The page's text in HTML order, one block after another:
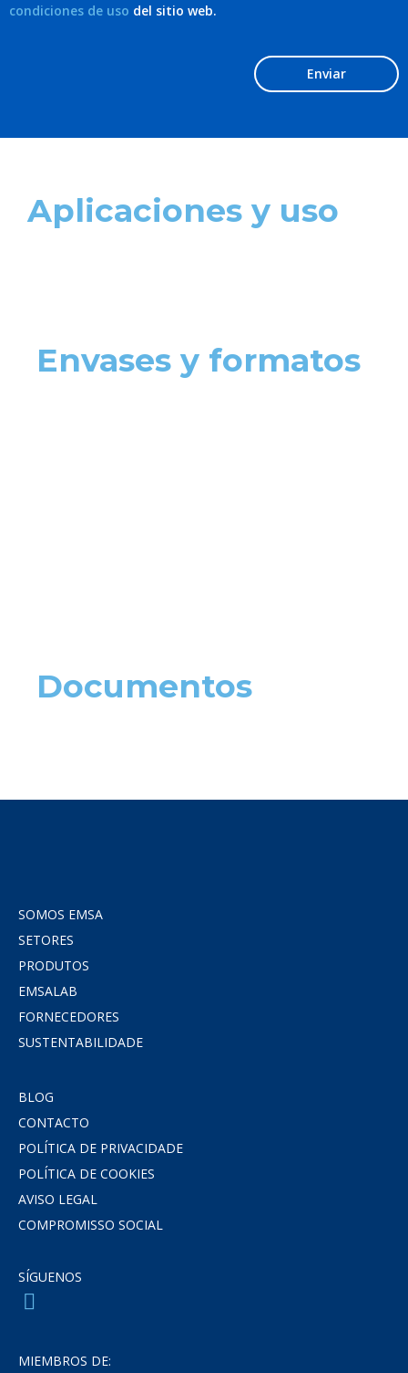
condiciones de uso del sitio web.
Enviar
Aplicaciones y uso
Envases y formatos
Documentos
SOMOS EMSA
SETORES
PRODUTOS
EMSALAB
FORNECEDORES
SUSTENTABILIDADE
BLOG
CONTACTO
POLÍTICA DE PRIVACIDADE
POLÍTICA DE COOKIES
AVISO LEGAL
COMPROMISSO SOCIAL
SÍGUENOS
MIEMBROS DE: